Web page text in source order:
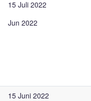
15 Juli 2022
Jun 2022
15 Juni 2022